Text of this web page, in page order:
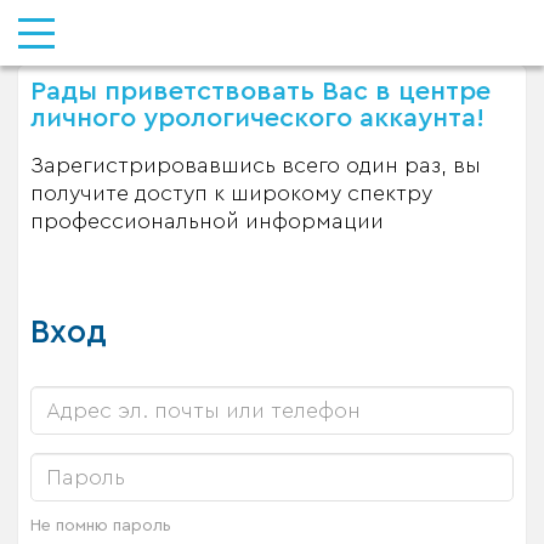
Рады приветствовать Вас в центре
личного урологического аккаунта!
Зарегистрировавшись всего один раз, вы
получите доступ к широкому спектру
профессиональной информации
Вход
Не помню пароль